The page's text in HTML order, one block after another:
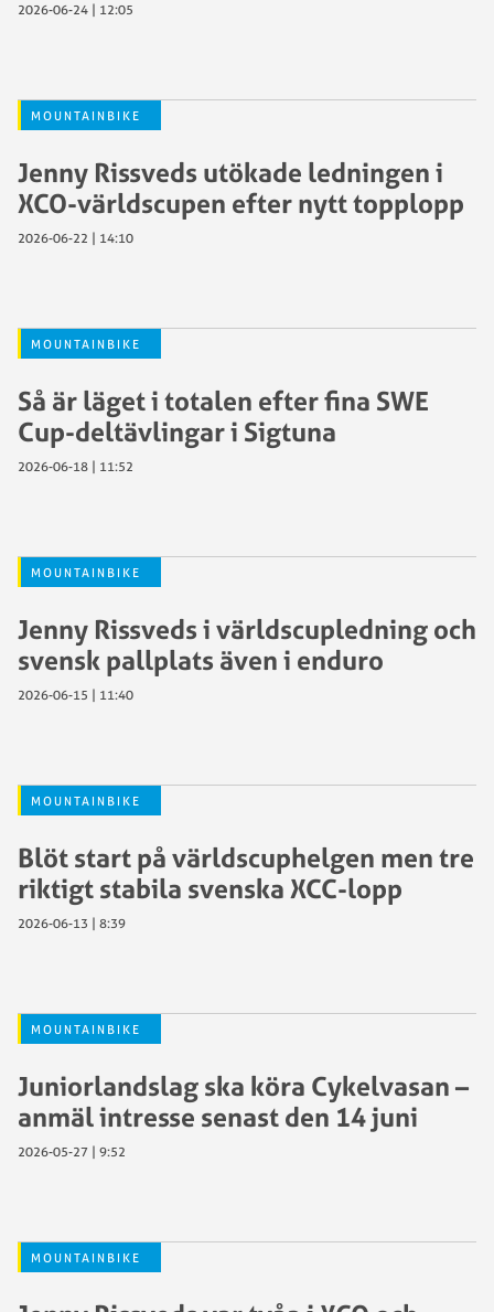
2026-06-24 | 12:05
MOUNTAINBIKE
Jenny Rissveds utökade ledningen i
XCO-världscupen efter nytt topplopp
2026-06-22 | 14:10
MOUNTAINBIKE
Så är läget i totalen efter fina SWE
Cup-deltävlingar i Sigtuna
2026-06-18 | 11:52
MOUNTAINBIKE
Jenny Rissveds i världscupledning och
svensk pallplats även i enduro
2026-06-15 | 11:40
MOUNTAINBIKE
Blöt start på världscuphelgen men tre
riktigt stabila svenska XCC-lopp
2026-06-13 | 8:39
MOUNTAINBIKE
Juniorlandslag ska köra Cykelvasan –
anmäl intresse senast den 14 juni
2026-05-27 | 9:52
MOUNTAINBIKE